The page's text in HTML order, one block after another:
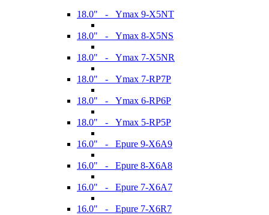
18.0" - Ymax 9-X5NT
18.0" - Ymax 8-X5NS
18.0" - Ymax 7-X5NR
18.0" - Ymax 7-RP7P
18.0" - Ymax 6-RP6P
18.0" - Ymax 5-RP5P
16.0" - Epure 9-X6A9
16.0" - Epure 8-X6A8
16.0" - Epure 7-X6A7
16.0" - Epure 7-X6R7